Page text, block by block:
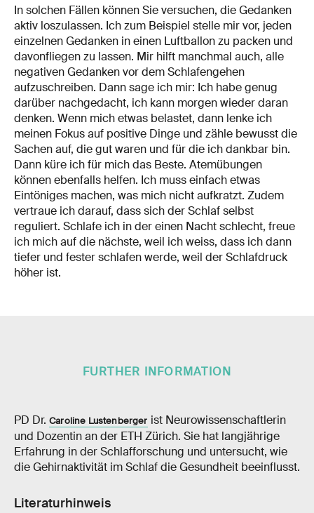
In solchen Fällen können Sie versuchen, die Gedanken
aktiv loszulassen. Ich zum Beispiel stelle mir vor, jeden
einzelnen Gedanken in einen Luftballon zu packen und
davonfliegen zu lassen. Mir hilft manchmal auch, alle
negativen Gedanken vor dem Schlafengehen
aufzuschreiben. Dann sage ich mir: Ich habe genug
darüber nachgedacht, ich kann morgen wieder daran
denken. Wenn mich etwas belastet, dann lenke ich
meinen Fokus auf positive Dinge und zähle bewusst die
Sachen auf, die gut waren und für die ich dankbar bin.
Dann küre ich für mich das Beste. Atemübungen
können ebenfalls helfen. Ich muss einfach etwas
Eintöniges machen, was mich nicht aufkratzt. Zudem
vertraue ich darauf, dass sich der Schlaf selbst
reguliert. Schlafe ich in der einen Nacht schlecht, freue
ich mich auf die nächste, weil ich weiss, dass ich dann
tiefer und fester schlafen werde, weil der Schlafdruck
höher ist.
FURTHER INFORMATION
PD Dr. Caroline Lustenberger ist Neurowissenschaftlerin
und Dozentin an der ETH Zürich. Sie hat langjährige
Erfahrung in der Schlafforschung und untersucht, wie
die Gehirnaktivität im Schlaf die Gesundheit beeinflusst.
Literaturhinweis